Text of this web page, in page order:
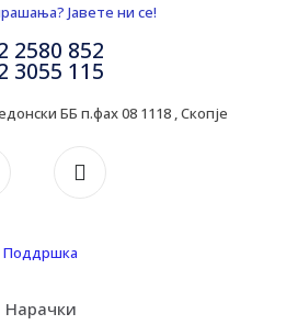
Јавете ни се!
2580 852
3055 115
ББ п.фах 08 1118 , Скопје
Поддршка
Нарачки